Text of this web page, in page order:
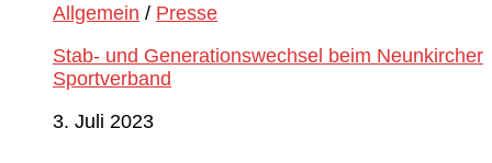
Allgemein / Presse
Stab- und Generationswechsel beim Neunkircher
Sportverband
3. Juli 2023